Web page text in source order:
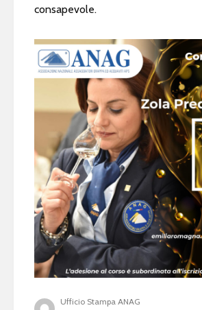
consapevole.
Ufficio Stampa ANAG